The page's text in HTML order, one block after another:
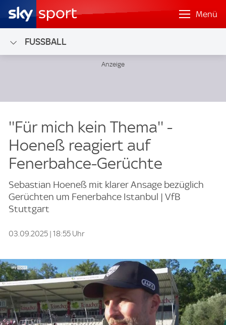
Menü
FUSSBALL
''Für mich kein Thema'' -
Hoeneß reagiert auf
Fenerbahce-Gerüchte
Sebastian Hoeneß mit klarer Ansage bezüglich
Gerüchten um Fenerbahce Istanbul | VfB
Stuttgart
03.09.2025 | 18:55 Uhr